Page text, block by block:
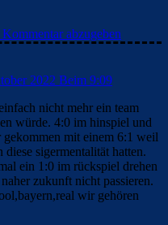
abzugeben
2022 Beim 9:09
nicht mehr ein team
würde. 4:0 im hinspiel und
mit einem 6:1 weil
sigermentalität hatten.
ein 1:0 im rückspiel drehen
zukunft nicht passieren.
wir gehören